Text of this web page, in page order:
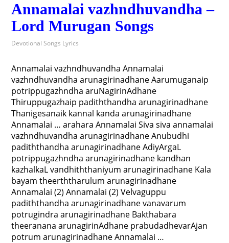
Annamalai vazhndhuvandha –
Lord Murugan Songs
Devotional Songs Lyrics
Annamalai vazhndhuvandha Annamalai
vazhndhuvandha arunagirinadhane Aarumuganaip
potrippugazhndha aruNagirinAdhane
Thiruppugazhaip padiththandha arunagirinadhane
Thanigesanaik kannal kanda arunagirinadhane
Annamalai … arahara Annamalai Siva siva annamalai
vazhndhuvandha arunagirinadhane Anubudhi
padiththandha arunagirinadhane AdiyArgaL
potrippugazhndha arunagirinadhane kandhan
kazhalkaL vandhiththaniyum arunagirinadhane Kala
bayam theerththarulum arunagirinadhane
Annamalai (2) Annamalai (2) Velvaguppu
padiththandha arunagirinadhane vanavarum
potrugindra arunagirinadhane Bakthabara
theeranana arunagirinAdhane prabudadhevarAjan
potrum arunagirinadhane Annamalai …